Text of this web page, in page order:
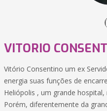
VITORIO
Vitório Consentino um ex
energia suas funções de
Heliópolis , um grande
Porém, diferentemente da